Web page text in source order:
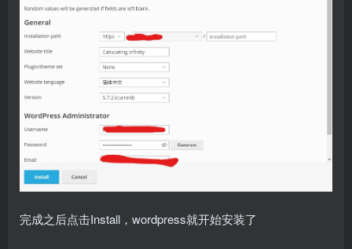
完成之后点击Install，wordpress就开始安装了